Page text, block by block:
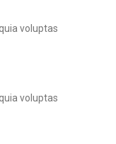
voluptas
voluptas